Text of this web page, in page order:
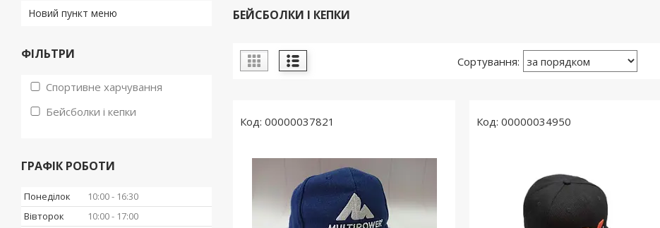
БЕЙСБОЛКИ І КЕПКИ
00000037821 00000034950
Новий пункт меню
ФІЛЬТРИ
Спортивне харчування
Бейсболки і кепки
ГРАФІК РОБОТИ
Понеділок 10:00
16:30
Вівторок
10:00
17:00